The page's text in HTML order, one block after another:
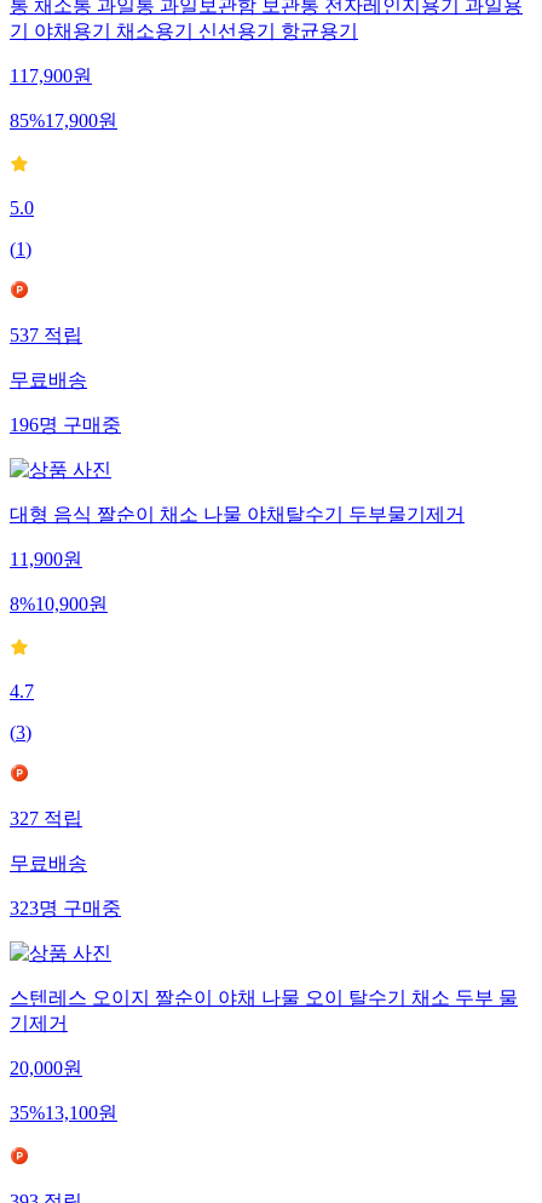
통 채소통 과일통 과일보관함 보관통 전자레인지용기 과일용
기 야채용기 채소용기 신선용기 항균용기
117,900원
85%17,900원
5.0
(1)
537적립
무료배송
196명구매중
대형 음식 짤순이 채소 나물 야채탈수기 두부물기제거
11,900원
8%10,900원
4.7
(3)
327적립
무료배송
323명구매중
스텐레스 오이지 짤순이 야채 나물 오이 탈수기 채소 두부 물
기제거
20,000원
35%13,100원